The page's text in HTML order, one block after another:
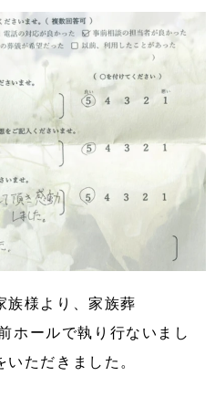
族様より、家族葬
ホールで執り行ないまし
ただきました。